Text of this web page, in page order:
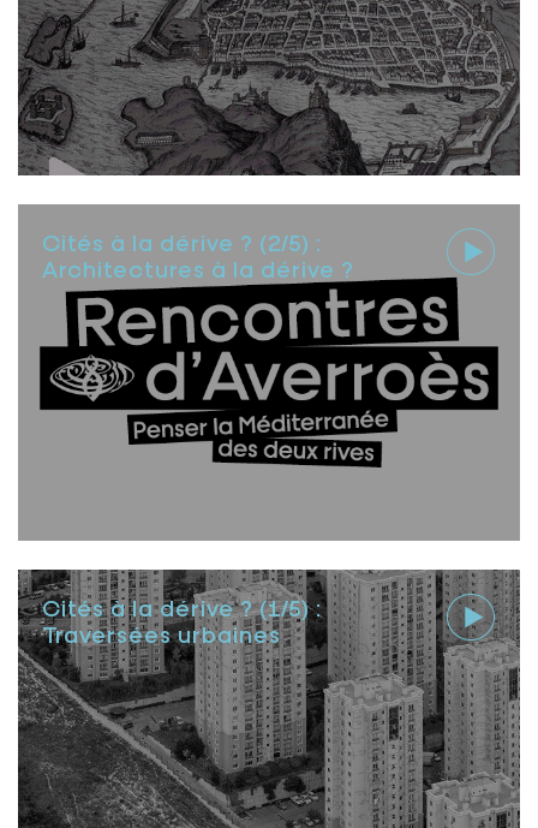
Cités à la dérive ? (2/5) :
Architectures à la dérive ?
Cités à la dérive ? (1/5) :
Traversées urbaines